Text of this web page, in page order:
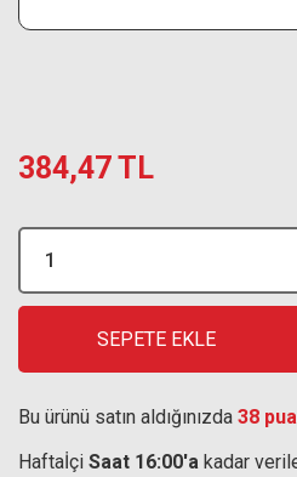
384,47 TL
SEPETE EKLE
Bu ürünü satın aldığınızda 38
Haftaİçi Saat 16:00'a kadar